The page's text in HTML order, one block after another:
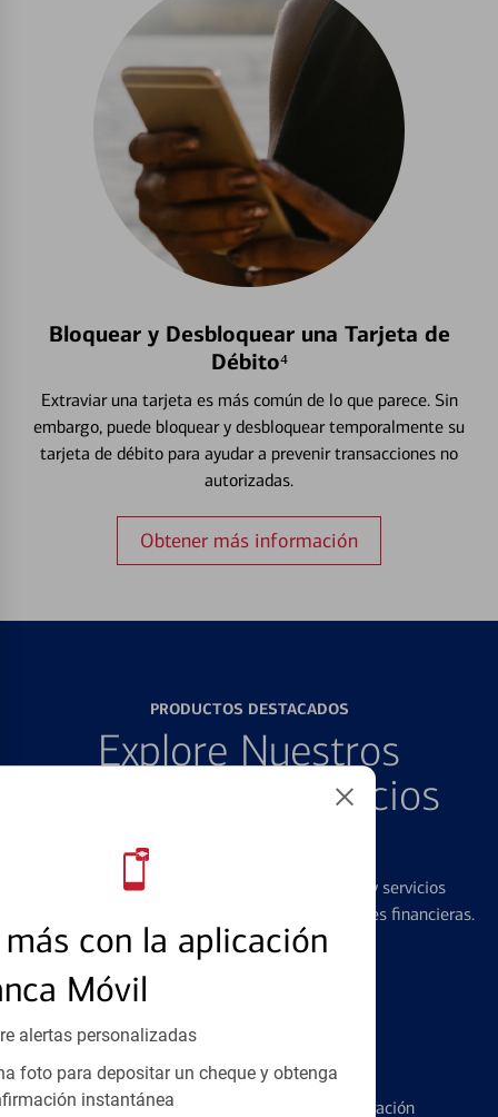
con la aplicación
Móvil
alertas personalizadas
foto para depositar un cheque y obtenga
instantánea
Bloquear y Desbloquear una Tarjeta de
Débito⁴
Extraviar una tarjeta es más común de lo que parece. Sin
embargo, puede bloquear y desbloquear temporalmente su
tarjeta de débito para ayudar a prevenir transacciones no
autorizadas.
Obtener más información
PRODUCTOS DESTACADOS
Explore Nuestros
Productos y Servicios
Destacados
Ofrecemos una amplia gama de productos y servicios
diseñados para ayudar con todas sus necesidades financieras.
Tarjetas de Crédito
Conozca los pormenores de la administración